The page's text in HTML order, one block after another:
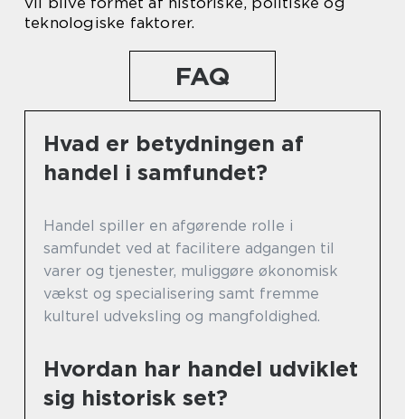
teknologiske faktorer.
FAQ
Hvad er betydningen af
handel i samfundet?
Handel spiller en afgørende rolle i
samfundet ved at facilitere adgangen til
varer og tjenester, muliggøre økonomisk
vækst og specialisering samt fremme
kulturel udveksling og mangfoldighed.
Hvordan har handel udviklet
sig historisk set?